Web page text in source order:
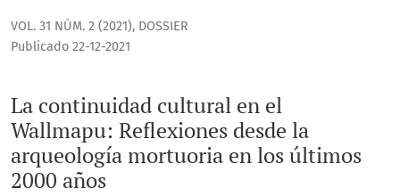
VOL. 31 NÚM. 2 (2021), DOSSIER
La continuidad cultural en el
Wallmapu: Reflexiones desde la
arqueología mortuoria en los últimos
2000 años
Publicado 22-12-2021